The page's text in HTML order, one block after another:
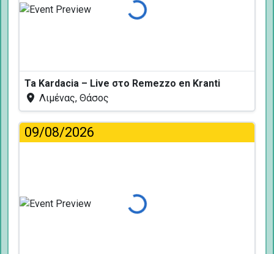
Φόρτωση...
Ta Kardacia – Live στο Remezzo en Kranti
Λιμένας, Θάσος
09/08/2026
Φόρτωση...